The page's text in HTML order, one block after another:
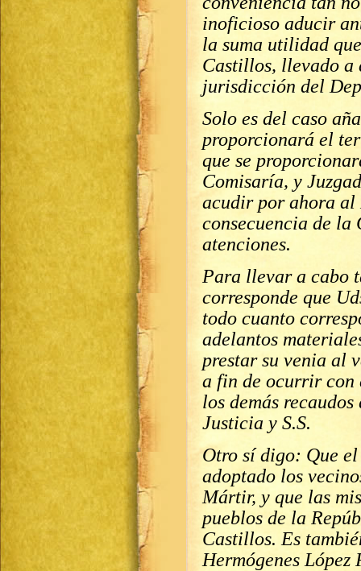
inoficioso aducir
la suma utilidad
Castillos, llevado
jurisdicción del
Solo es del caso
proporcionará el
que se
Comisaría, y
acudir por ahora
consecuencia de la
atenciones.
Para llevar a cabo
corresponde que
todo cuanto
adelantos
prestar su venia al
a fin de ocurrir con
los demás
Justicia y S.S.
Otro sí digo: Que
adoptado los
Mártir, y que las
pueblos de la
Castillos. Es
Hermógenes López